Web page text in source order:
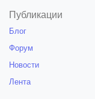
Публикации
Блог
Форум
Новости
Лента